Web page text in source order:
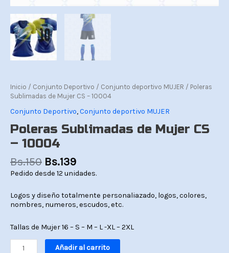
Inicio / Conjunto Deportivo / Conjunto deportivo MUJER / Poleras
Sublimadas de Mujer CS – 10004
Conjunto Deportivo,Conjunto deportivo MUJER
Poleras Sublimadas de Mujer CS
– 10004
Bs.150 Bs.139
Pedido desde 12 unidades.
Logos y diseño totalmente personaliazado, logos, colores,
nombres, numeros, escudos, etc.
Tallas de Mujer 16 – S – M – L -XL – 2XL
Añadir al carrito